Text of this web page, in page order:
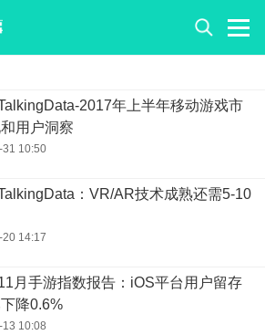
2017年上半年移动游戏市
用户洞察
10:50
：VR/AR技术成熟还需5-10
14:17
月手游指数报告：iOS平台用户留存
降0.6%
10:08